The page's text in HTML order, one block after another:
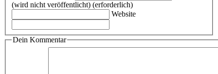
(wird nicht veröffentlicht) (erforderlich)
Website
Dein Kommentar